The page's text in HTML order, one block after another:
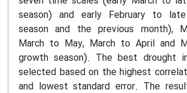
season) and early February to
season and the previous month),
March to May, March to April and
growth season). The best drought
selected based on the highest
and lowest standard error. The